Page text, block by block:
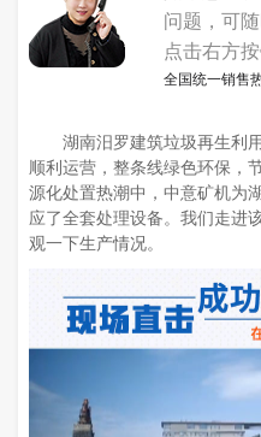
问题，可
点击右方
全国统一销售
湖南汨罗建筑垃圾再生利
顺利运营，整条线绿色环保，
源化处置热潮中，中意矿机为
应了全套处理设备。我们走进
观一下生产情况。